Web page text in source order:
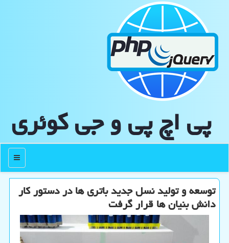
پی اچ پی و جی كوئری
منو
توسعه و تولید نسل جدید باتری ها در دستور کار
دانش بنیان ها قرار گرفت